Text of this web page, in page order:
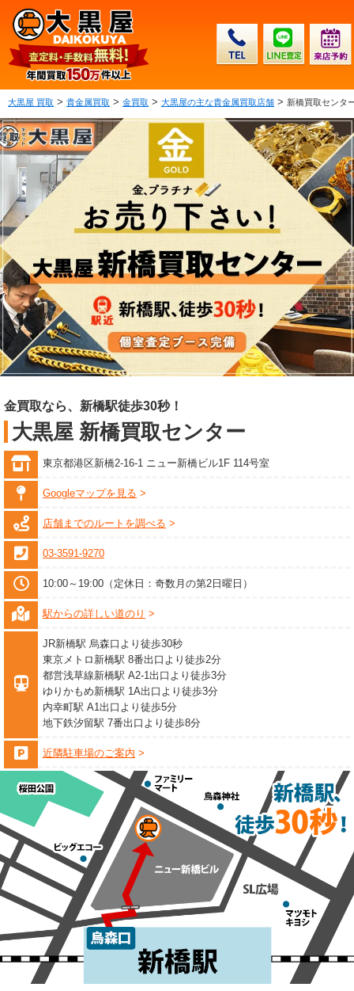
大黒屋 買取 > 貴金属買取 > 金買取 > 大黒屋の主な貴金属買取店舗 > 新橋買取センタ
金買取なら、新橋駅徒歩30秒！
大黒屋 新橋買取センター
東京都港区新橋2-16-1 ニュー新橋ビル1F 114号室
Googleマップを見る
店舗までのルートを調べる
03-3591-9270
10:00～19:00（定休日：奇数月の第2日曜日）
駅からの詳しい道のり
JR新橋駅 烏森口より徒歩30秒
東京メトロ新橋駅 8番出口より徒歩2分
都営浅草線新橋駅 A2-1出口より徒歩3分
ゆりかもめ新橋駅 1A出口より徒歩3分
内幸町駅 A1出口より徒歩5分
地下鉄汐留駅 7番出口より徒歩8分
近隣駐車場のご案内